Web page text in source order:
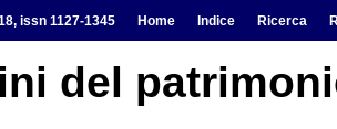
issn 1127-1345 Home Indice Ricerca
del